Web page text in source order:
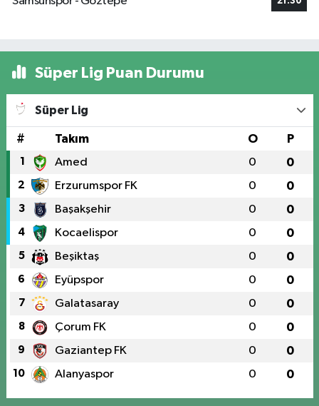
Süper Lig Puan Durumu
Süper Lig
# Takım O P
1 Amed 0 0
2 Erzurumspor FK 0 0
3 Başakşehir 0 0
4 Kocaelispor 0 0
5 Beşiktaş 0 0
6 Eyüpspor 0 0
7 Galatasaray 0 0
8 Çorum FK 0 0
9 Gaziantep FK 0 0
10 Alanyaspor 0 0